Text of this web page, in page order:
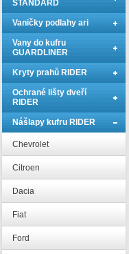
STANDARD
Vaničky podlahy ari
Vany do kufru
GUARDLINER
Kryty prahů RIDER
Ochrané lišty dveří
RIDER
Nášlapy kufru RIDER
Chevrolet
Citroen
Dacia
Fiat
Ford